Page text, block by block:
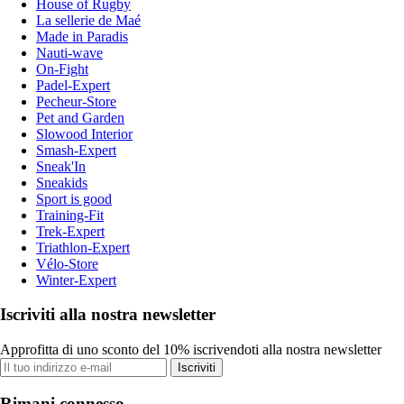
House of Rugby
La sellerie de Maé
Made in Paradis
Nauti-wave
On-Fight
Padel-Expert
Pecheur-Store
Pet and Garden
Slowood Interior
Smash-Expert
Sneak'In
Sneakids
Sport is good
Training-Fit
Trek-Expert
Triathlon-Expert
Vélo-Store
Winter-Expert
Iscriviti alla nostra newsletter
Approfitta di uno sconto del 10% iscrivendoti alla nostra newsletter
Iscriviti